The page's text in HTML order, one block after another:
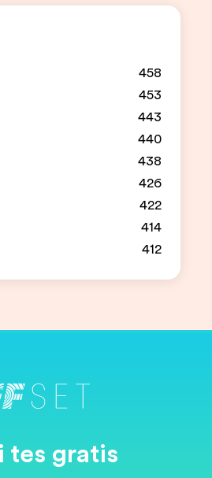
458
453
443
440
438
426
422
414
412
tes gratis